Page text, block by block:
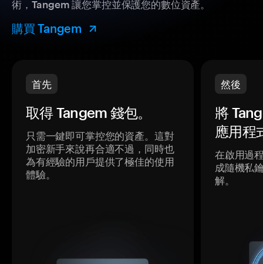
術，Tangem 讓您掌控並保護您的數位資產。
購買 Tangem
首先
取得 Tangem 錢包。
只需一鍵即可掌控您的資產。這對
加密新手來說再合適不過，同時也
為有經驗的用戶提供了極佳的使用
體驗。
然後
將
應用程
在啟用過
成隨機私
解。